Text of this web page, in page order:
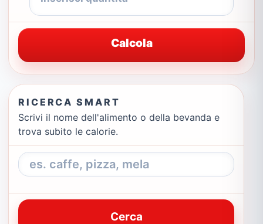
Calcola
RICERCA SMART
Scrivi il nome dell'alimento o della bevanda e
trova subito le calorie.
Cerca